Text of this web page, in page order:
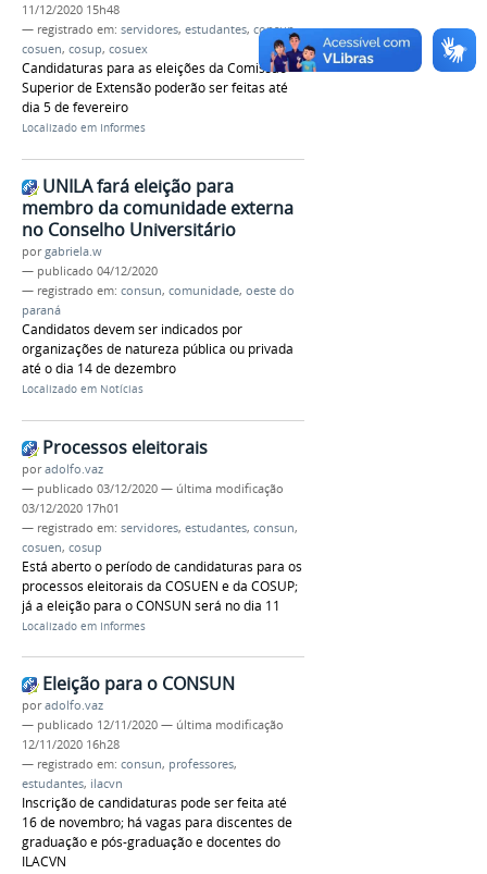
11/12/2020 15h48
— registrado em: servidores, estudantes, consun,
cosuen, cosup, cosuex
Candidaturas para as eleições da Comissão
Superior de Extensão poderão ser feitas até
dia 5 de fevereiro
Localizado em Informes
UNILA fará eleição para
membro da comunidade externa
no Conselho Universitário
porgabriela.w
— publicado 04/12/2020
— registrado em: consun, comunidade, oeste do
paraná
Candidatos devem ser indicados por
organizações de natureza pública ou privada
até o dia 14 de dezembro
Localizado em Notícias
Processos eleitorais
poradolfo.vaz
— publicado 03/12/2020 — última modificação
03/12/2020 17h01
— registrado em: servidores, estudantes, consun,
cosuen, cosup
Está aberto o período de candidaturas para os
processos eleitorais da COSUEN e da COSUP;
já a eleição para o CONSUN será no dia 11
Localizado em Informes
Eleição para o CONSUN
poradolfo.vaz
— publicado 12/11/2020 — última modificação
12/11/2020 16h28
— registrado em: consun, professores,
estudantes, ilacvn
Inscrição de candidaturas pode ser feita até
16 de novembro; há vagas para discentes de
graduação e pós-graduação e docentes do
ILACVN